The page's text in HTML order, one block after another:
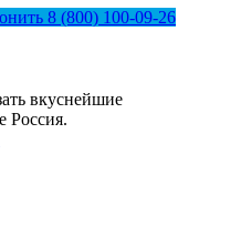
8 (800) 100-09-26
вкуснейшие
Россия.